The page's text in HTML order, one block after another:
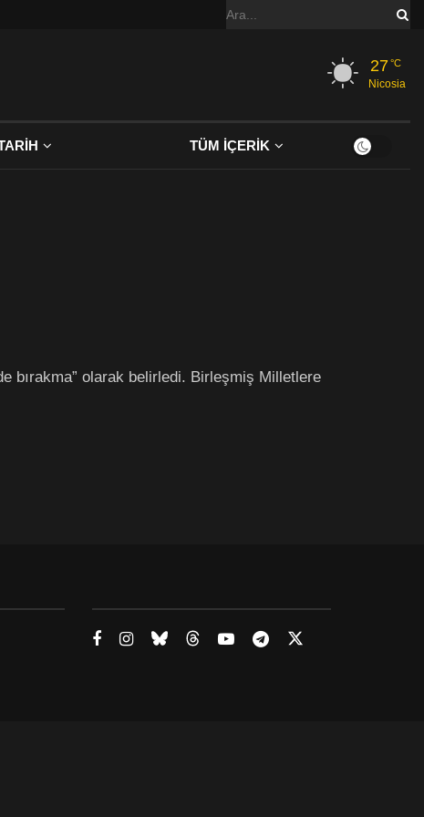
27°C
Nicosia
TÜM İÇERİK
bırakma” olarak belirledi. Birleşmiş Milletlere